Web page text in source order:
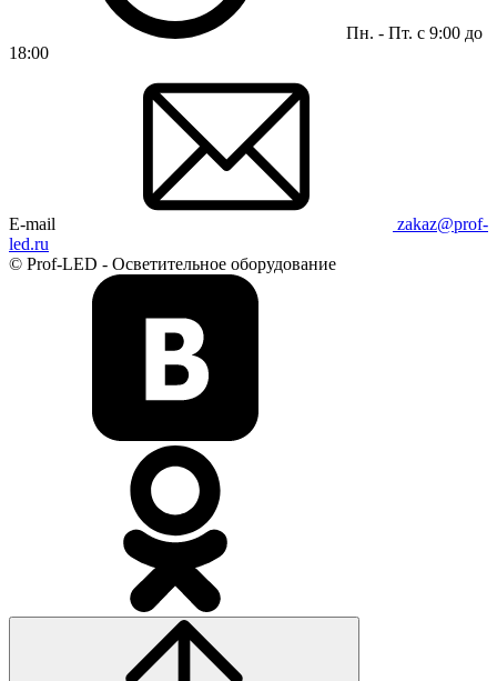
Пн. - Пт. с 9:00 до
18:00
E-mail
zakaz@prof-
led.ru
© Prof-LED - Осветительное оборудование